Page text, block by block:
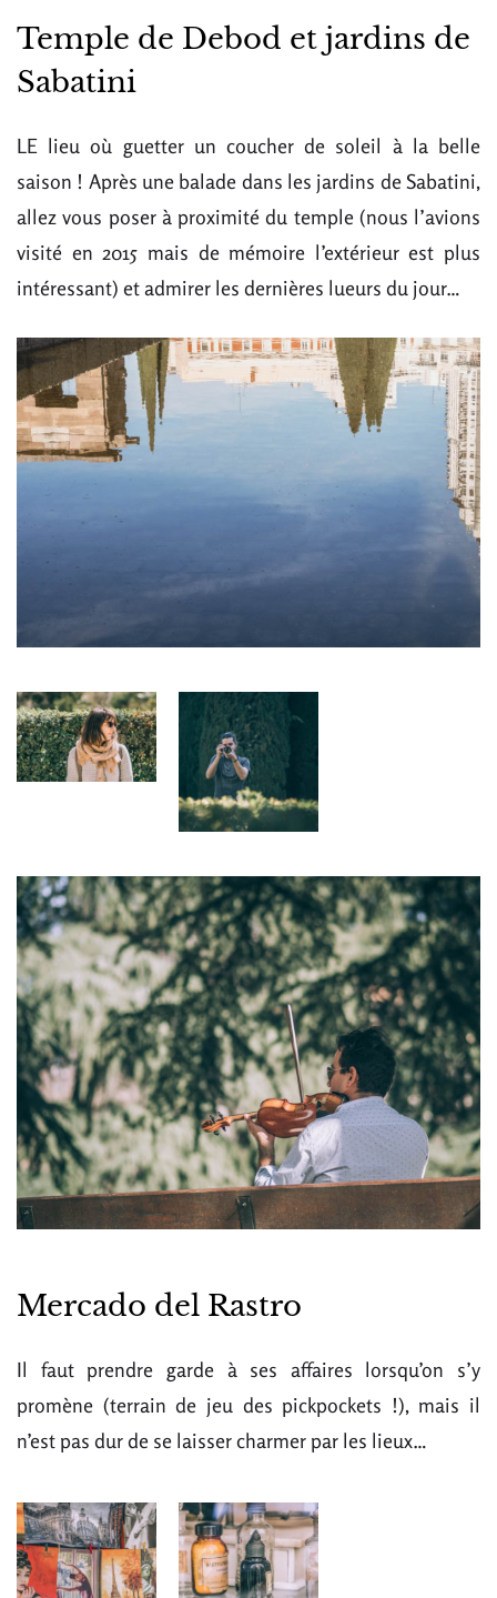
Temple de Debod et jardins de
Sabatini
LE lieu où guetter un coucher de soleil à la belle
saison ! Après une balade dans les jardins de Sabatini,
allez vous poser à proximité du temple (nous l’avions
visité en 2015 mais de mémoire l’extérieur est plus
intéressant) et admirer les dernières lueurs du jour…
Mercado del Rastro
Il faut prendre garde à ses affaires lorsqu’on s’y
promène (terrain de jeu des pickpockets !), mais il
n’est pas dur de se laisser charmer par les lieux…